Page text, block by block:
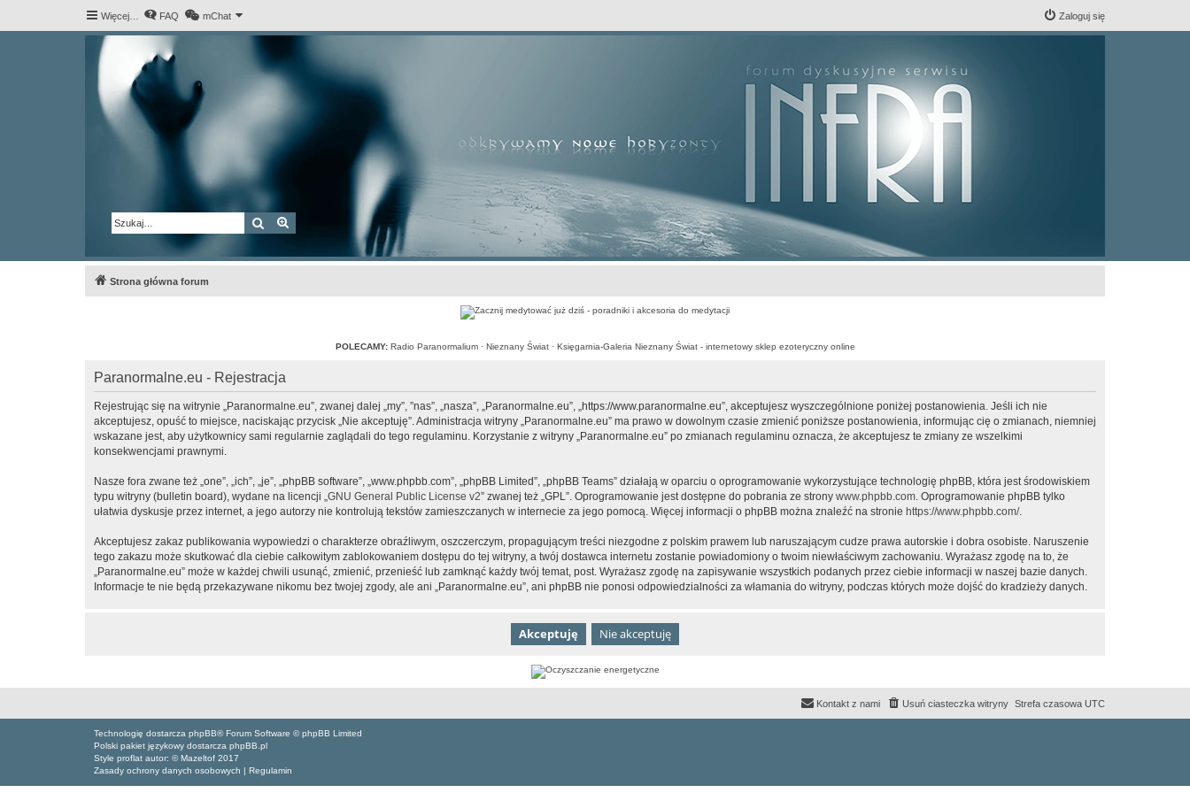
Więcej… FAQ mChat Zaloguj się
Szukaj Wyszukiwanie zaawansowane
Strona główna forum
POLECAMY: Radio Paranormalium· Nieznany Świat· Księgarnia-Galeria Nieznany Świat - internetowy sklep ezoteryczny online
Paranormalne.eu - Rejestracja
Rejestrując się na witrynie „Paranormalne.eu”, zwanej dalej „my”, ”nas”, „nasza”, „Paranormalne.eu”, „https://www.paranormalne.eu”, akceptujesz wyszczególnione poniżej postanowienia. Jeśli ich nie
akceptujesz, opuść to miejsce, naciskając przycisk „Nie akceptuję”. Administracja witryny „Paranormalne.eu” ma prawo w dowolnym czasie zmienić poniższe postanowienia, informując cię o zmianach, niemniej
wskazane jest, aby użytkownicy sami regularnie zaglądali do tego regulaminu. Korzystanie z witryny „Paranormalne.eu” po zmianach regulaminu oznacza, że akceptujesz te zmiany ze wszelkimi
konsekwencjami prawnymi.
Nasze fora zwane też „one”, „ich”, „je”, „phpBB software”, „www.phpbb.com”, „phpBB Limited”, „phpBB Teams” działają w oparciu o oprogramowanie wykorzystujące technologię phpBB, która jest środowiskiem
typu witryny (bulletin board), wydane na licencji „GNU General Public License v2” zwanej też „GPL”. Oprogramowanie jest dostępne do pobrania ze strony www.phpbb.com. Oprogramowanie phpBB tylko
ułatwia dyskusje przez internet, a jego autorzy nie kontrolują tekstów zamieszczanych w internecie za jego pomocą. Więcej informacji o phpBB można znaleźć na stronie https://www.phpbb.com/.
Akceptujesz zakaz publikowania wypowiedzi o charakterze obraźliwym, oszczerczym, propagującym treści niezgodne z polskim prawem lub naruszającym cudze prawa autorskie i dobra osobiste. Naruszenie
tego zakazu może skutkować dla ciebie całkowitym zablokowaniem dostępu do tej witryny, a twój dostawca internetu zostanie powiadomiony o twoim niewłaściwym zachowaniu. Wyrażasz zgodę na to, że
„Paranormalne.eu” może w każdej chwili usunąć, zmienić, przenieść lub zamknąć każdy twój temat, post. Wyrażasz zgodę na zapisywanie wszystkich podanych przez ciebie informacji w naszej bazie danych.
Informacje te nie będą przekazywane nikomu bez twojej zgody, ale ani „Paranormalne.eu”, ani phpBB nie ponosi odpowiedzialności za włamania do witryny, podczas których może dojść do kradzieży danych.
Strefa czasowa UTC
Usuń ciasteczka witryny
Kontakt z nami
Technologię dostarcza phpBB® Forum Software © phpBB Limited
Polski pakiet językowy dostarcza phpBB.pl
Style proflat autor: ©Mazeltof 2017
Zasady ochrony danych osobowych | Regulamin